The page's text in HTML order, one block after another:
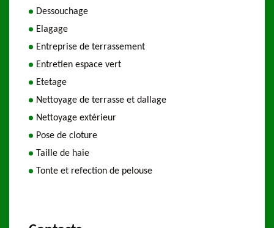
Dessouchage
Elagage
Entreprise de terrassement
Entretien espace vert
Etetage
Nettoyage de terrasse et dallage
Nettoyage extérieur
Pose de cloture
Taille de haie
Tonte et refection de pelouse